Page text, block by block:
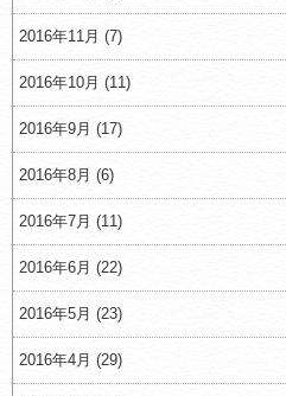
2016年11月 (7)
2016年10月 (11)
2016年9月 (17)
2016年8月 (6)
2016年7月 (11)
2016年6月 (22)
2016年5月 (23)
2016年4月 (29)